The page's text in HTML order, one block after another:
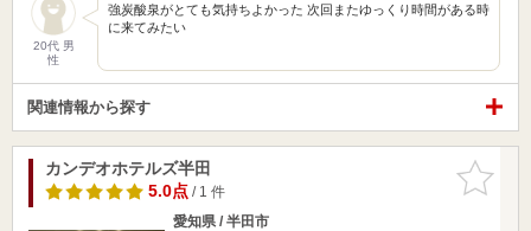
20代 男
性
強炭酸泉がとても気持ちよかった 次回またゆっくり時間がある時
に来てみたい
関連情報から探す
お気に入
りに追加
カンデオホテルズ半田
5.0点/ 1 件
愛知県 / 半田市